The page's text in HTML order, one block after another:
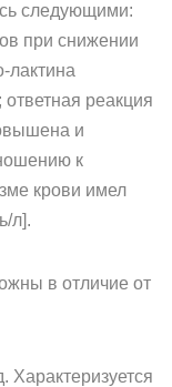
следующими:
при снижении
лактина
реакция
и
к
крови имел
л].
в отличие от
Характеризуется